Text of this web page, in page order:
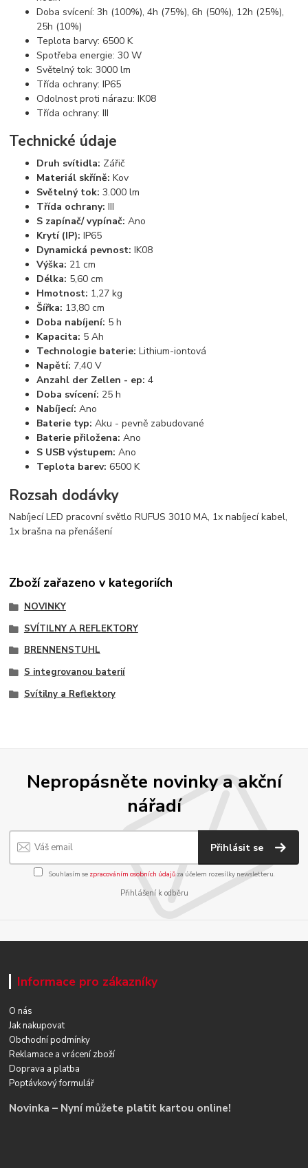
Doba svícení: 3h (100%), 4h (75%), 6h (50%), 12h (25%),
25h (10%)
Teplota barvy: 6500 K
Spotřeba energie: 30 W
Světelný tok: 3000 lm
Třída ochrany: IP65
Odolnost proti nárazu: IK08
Třída ochrany: III
Technické údaje
Druh svítidla: Zářič
Materiál skříně: Kov
Světelný tok: 3.000 lm
Třída ochrany: III
S zapínač/ vypínač: Ano
Krytí (IP): IP65
Dynamická pevnost: IK08
Výška: 21 cm
Délka: 5,60 cm
Hmotnost: 1,27 kg
Šířka: 13,80 cm
Doba nabíjení: 5 h
Kapacita: 5 Ah
Technologie baterie: Lithium-iontová
Napětí: 7,40 V
Anzahl der Zellen - ep: 4
Doba svícení: 25 h
Nabíjecí: Ano
Baterie typ: Aku - pevně zabudované
Baterie přiložena: Ano
S USB výstupem: Ano
Teplota barev: 6500 K
Rozsah dodávky
Nabíjecí LED pracovní světlo RUFUS 3010 MA, 1x nabíjecí kabel,
1x brašna na přenášení
Zboží zařazeno v kategoriích
NOVINKY
SVÍTILNY A REFLEKTORY
BRENNENSTUHL
S integrovanou baterií
Svítilny a Reflektory
Nepropásněte novinky a akční
nářadí
Přihlásit se
Souhlasím se zpracováním osobních údajůza účelem rozesílky newsletteru.
Přihlášení k odběru
Informace pro zákazníky
O nás
Jak nakupovat
Obchodní podmínky
Reklamace a vrácení zboží
Doprava a platba
Poptávkový formulář
Novinka – Nyní můžete platit kartou online!